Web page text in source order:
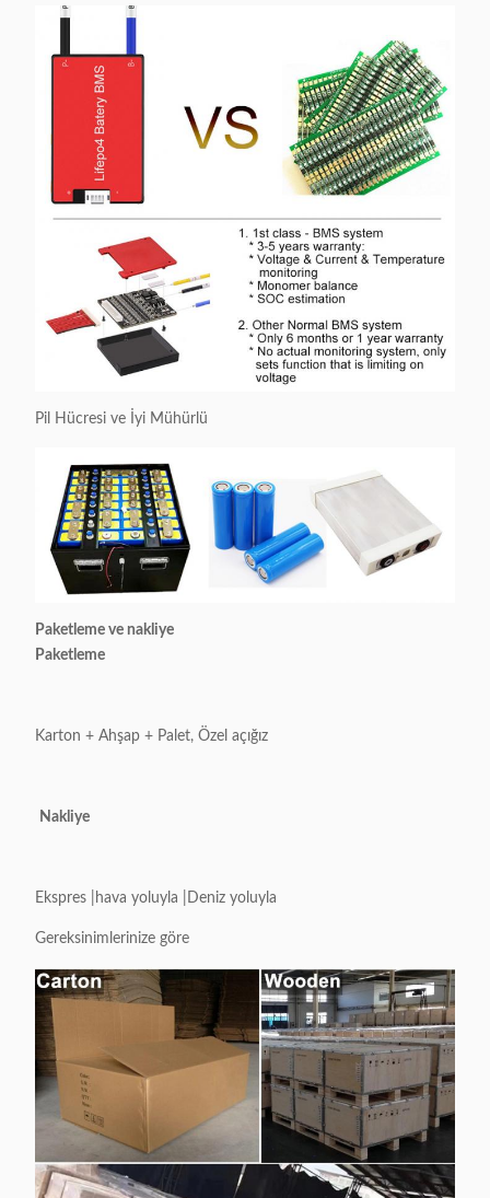
Pil Hücresi ve İyi Mühürlü
Paketleme ve nakliye
Paketleme
Karton + Ahşap + Palet, Özel açığız
Nakliye
Ekspres |hava yoluyla |Deniz yoluyla
Gereksinimlerinize göre